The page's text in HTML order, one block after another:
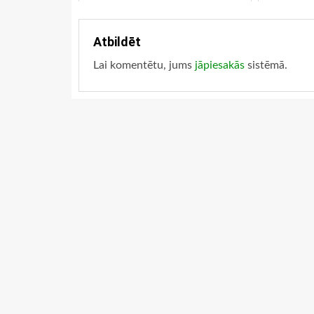
Atbildēt
Lai komentētu, jums jāpiesakās sistēmā.